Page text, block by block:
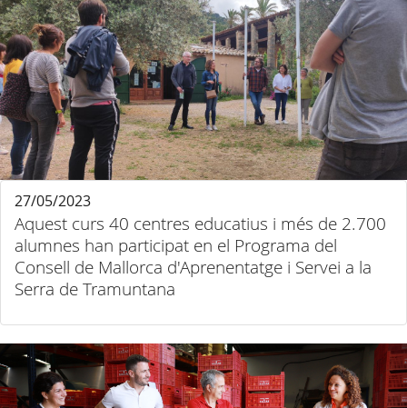
Aquest curs 40 centres educatius i més de 2.700
alumnes han participat en el Programa del
Consell de Mallorca d'Aprenentatge i Servei a la
Serra de Tramuntana
27/05/2023